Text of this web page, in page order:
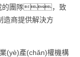
成的團隊，致
造商提供解決方
(yè)產(chǎn)權機構